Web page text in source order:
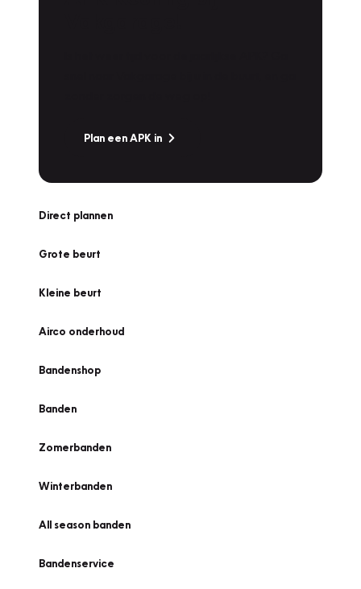
Plan een APK in
Direct plannen
Grote beurt
Kleine beurt
Airco onderhoud
Bandenshop
Banden
Zomerbanden
Winterbanden
All season banden
Bandenservice